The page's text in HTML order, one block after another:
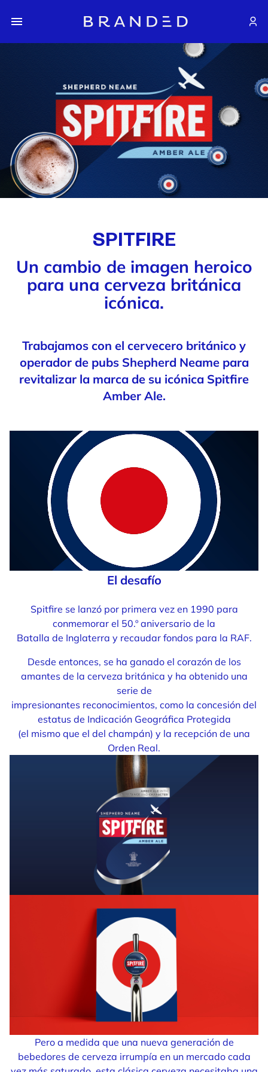
SPITFIRE
Un cambio de imagen heroico
para una cerveza británica
icónica.
Trabajamos con el cervecero británico y
operador de pubs Shepherd Neame para
revitalizar la marca de su icónica Spitfire
Amber Ale.
El desafío
Spitfire se lanzó por primera vez en 1990 para
conmemorar el 50.º aniversario de la
Batalla de Inglaterra y recaudar fondos para la RAF.
Desde entonces, se ha ganado el corazón de los
amantes de la cerveza británica y ha obtenido una
serie de
impresionantes reconocimientos, como la concesión del
estatus de Indicación Geográfica Protegida
(el mismo que el del champán) y la recepción de una
Orden Real.
Pero a medida que una nueva generación de
bebedores de cerveza irrumpía en un mercado cada